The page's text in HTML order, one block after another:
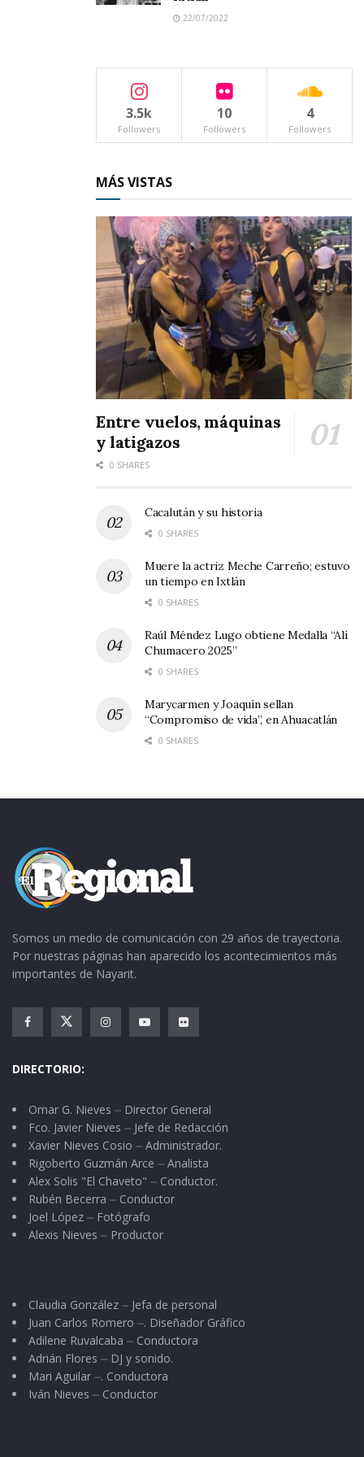
22/07/2022
3.5k
Followers
10
Followers
4
Followers
MÁS VISTAS
Entre vuelos, máquinas
y latigazos
0 SHARES
Cacalután y su historia
0 SHARES
Muere la actriz Meche Carreño; estuvo
un tiempo en Ixtlán
0 SHARES
Raúl Méndez Lugo obtiene Medalla “Alí
Chumacero 2025”
0 SHARES
Marycarmen y Joaquín sellan
“Compromiso de vida”, en Ahuacatlán
0 SHARES
Somos un medio de comunicación con 29 años de trayectoria.
Por nuestras páginas han aparecido los acontecimientos más
importantes de Nayarit.
DIRECTORIO:
Omar G. Nieves ⏤ Director General
Fco. Javier Nieves ⏤ Jefe de Redacción
Xavier Nieves Cosio ⏤ Administrador.
Rigoberto Guzmán Arce ⏤ Analista
Alex Solis "El Chaveto" ⏤ Conductor.
Rubén Becerra ⏤ Conductor
Joel López ⏤ Fotógrafo
Alexis Nieves ⏤ Productor
Claudia González ⏤ Jefa de personal
Juan Carlos Romero ⏤. Diseñador Gráfico
Adilene Ruvalcaba ⏤ Conductora
Adrián Flores ⏤ DJ y sonido.
Mari Aguilar ⏤. Conductora
Iván Nieves ⏤ Conductor